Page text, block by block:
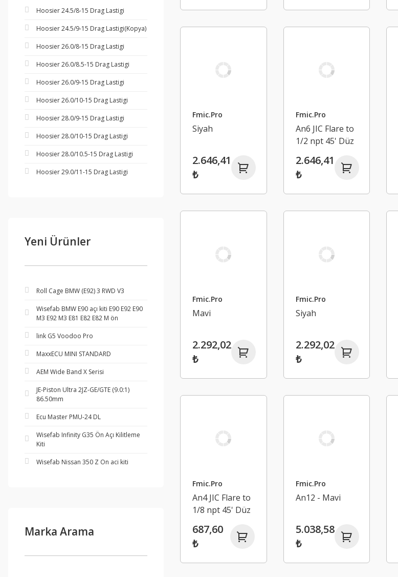
Hoosier 24.5/8-15 Drag Lastigi
Hoosier 24.5/9-15 Drag Lastigi(Kopya)
Hoosier 26.0/8-15 Drag Lastigi
Hoosier 26.0/8.5-15 Drag Lastigi
Hoosier 26.0/9-15 Drag Lastigi
Hoosier 26.0/10-15 Drag Lastigi
Hoosier 28.0/9-15 Drag Lastigi
Hoosier 28.0/10-15 Drag Lastigi
Hoosier 28.0/10.5-15 Drag Lastigi
Hoosier 29.0/11-15 Drag Lastigi
Yeni Ürünler
Roll Cage BMW (E92) 3 RWD V3
Wisefab BMW E90 açı kiti E90 E92 E90
M3 E92 M3 E81 E82 E82 M ön
link G5 Voodoo Pro
MaxxECU MINI STANDARD
AEM Wide Band X Serisi
JE-Piston Ultra 2JZ-GE/GTE (9.0:1)
86.50mm
Ecu Master PMU-24 DL
Wisefab Infinity G35 Ön Açı Kilitleme
Kiti
Wisefab Nissan 350 Z On aci kiti
Marka Arama
Fmic.Pro
Siyah
2.646,41
₺
Fmic.Pro
An6 JIC Flare to
1/2 npt 45' Düz
Bağlantı
Adaptörü
2.646,41
₺
Fmic.Pro
Mavi
2.292,02
₺
Fmic.Pro
Siyah
2.292,02
₺
Fmic.Pro
An4 JIC Flare to
1/8 npt 45' Düz
Bağlantı
Adaptörü
687,60
₺
Fmic.Pro
An12 - Mavi
5.038,58
₺